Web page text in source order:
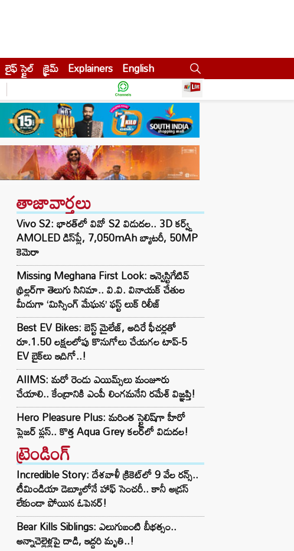
లైఫ్ స్టైల్ క్రైమ్ Explainers English
తాజావార్తలు
Vivo S2: భారత్‌లో వివో S2 విడుదల.. 3D కర్వ్డ్
AMOLED డిస్‌ప్లే, 7,050mAh బ్యాటరీ, 50MP
కెమెరా
Missing Meghana First Look: ఇన్వెస్టిగేటివ్
థ్రిల్లర్‌గా తెలుగు సినిమా.. వి.వి. వినాయక్ చేతుల
మీదుగా ‘మిస్సింగ్ మేఘన’ ఫస్ట్ లుక్ రిలీజ్
Best EV Bikes: బెస్ట్ మైలేజ్, అదిరే ఫీచర్లతో
రూ.1.50 లక్షలలోపు కొనుగోలు చేయగల టాప్-5
EV బైక్‌లు ఇదిగో..!
AIIMS: మరో రెండు ఎయిమ్స్‌లు మంజూరు
చేయాలి.. కేంద్రానికి ఎంపీ లింగమనేని రమేశ్ విజ్ఞప్తి!
Hero Pleasure Plus: మరింత స్టైలిష్‌గా హీరో
ప్లెజర్ ప్లస్.. కొత్త Aqua Grey కలర్‌లో విడుదల!
ట్రెండింగ్‌
Incredible Story: దేశవాళీ క్రికెట్‌లో 9 వేల రన్స్..
టీమిండియా డెబ్యూలోనే హాఫ్ సెంచరీ.. కానీ అడ్రస్
లేకుండా పోయిన ఓపెనర్!
Bear Kills Siblings: ఎలుగుబంటి బీభత్సం..
అన్నాచెల్లెళ్లపై దాడి, ఇద్దరి మృతి..!